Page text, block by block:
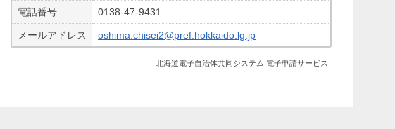
電話番号 0138-47-9431
メールアドレス oshima.chisei2@pref.hokkaido.lg.jp
北海道電子自治体共同システム 電子申請サービス